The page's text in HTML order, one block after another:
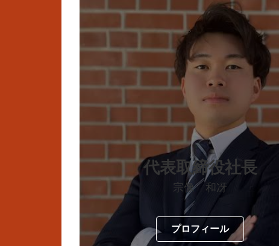
代表取締役社長
宗像 和冴
プロフィール